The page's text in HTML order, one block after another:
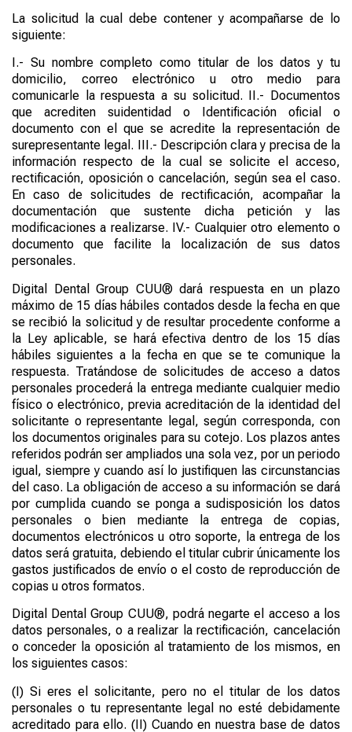
La solicitud la cual debe contener y acompañarse de lo
siguiente:
I.- Su nombre completo como titular de los datos y tu
domicilio, correo electrónico u otro medio para
comunicarle la respuesta a su solicitud.
II.- Documentos
que acrediten suidentidad o Identificación oficial o
documento con el que se acredite la representación de
surepresentante legal.
III.- Descripción clara y precisa de la
información respecto de la cual se solicite el acceso,
rectificación, oposición o cancelación, según sea el caso.
En caso de solicitudes de rectificación, acompañar la
documentación que sustente dicha petición y las
modificaciones a realizarse. IV.- Cualquier otro elemento o
documento que facilite la localización de sus datos
personales.
Digital Dental Group CUU®dará respuesta en un plazo
máximo de 15 días hábiles contados desde la fecha en que
se recibió la solicitud y de resultar procedente conforme a
la Ley aplicable, se hará efectiva dentro de los 15 días
hábiles siguientes a la fecha en que se te comunique la
respuesta. Tratándose de solicitudes de acceso a datos
personales procederá la entrega mediante cualquier medio
físico o electrónico, previa acreditación de la identidad del
solicitante o representante legal, según corresponda, con
los documentos originales para su cotejo. Los plazos antes
referidos podrán ser ampliados una sola vez, por un periodo
igual, siempre y cuando así lo justifiquen las circunstancias
del caso. La obligación de acceso a su información se dará
por cumplida cuando se ponga a sudisposición los datos
personales o bien mediante la entrega de copias,
documentos electrónicos u otro soporte, la entrega de los
datos será gratuita, debiendo el titular cubrir únicamente los
gastos justificados de envío o el costo de reproducción de
copias u otros formatos.
Digital DentalGroup CUU®, podrá negarte el acceso a los
datos personales, o a realizar la rectificación, cancelación
o conceder la oposición al tratamiento de los mismos, en
los siguientes casos:
(I) Si eres el solicitante, pero no el titular de los datos
personales o tu representante legal no esté debidamente
acreditado para ello. (II) Cuando en nuestra base de datos